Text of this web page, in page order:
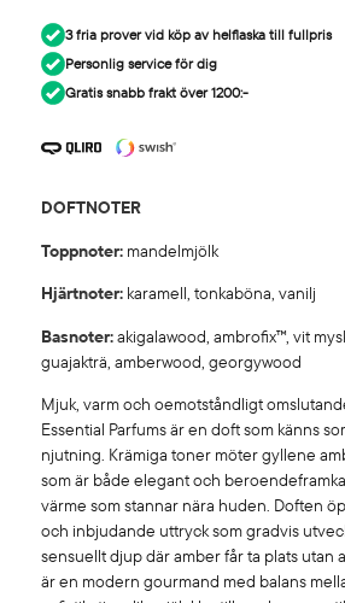
3 fria prover vid köp av helflaska till fullpris
Personlig service för dig
Gratis snabb frakt över 1200:-
DOFTNOTER
Toppnoter: mandelmjölk
Hjärtnoter: karamell, tonkaböna, vanilj
Basnoter:akigalawood, ambrofix™, vit
guajakträ, amberwood, georgywood
Mjuk, varm och oemotståndligt
Essential Parfums är en doft som känns
njutning. Krämiga toner möter gyllene
som är både elegant och
värme som stannar nära huden. Doften
och inbjudande uttryck som gradvis
sensuellt djup där amber får ta plats utan
är en modern gourmand med balans